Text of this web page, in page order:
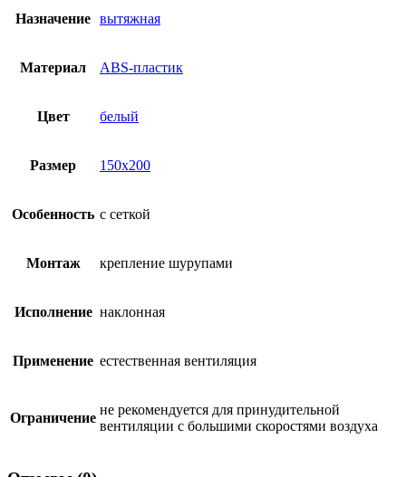
Назначение вытяжная
Материал ABS-пластик
Цвет белый
Размер 150х200
Особенность с сеткой
Монтаж крепление шурупами
Исполнение наклонная
Применение естественная вентиляция
Ограничение
не рекомендуется для принудительной
вентиляции с большими скоростями воздуха